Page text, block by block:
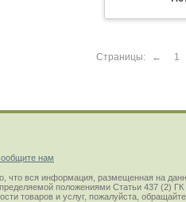
Страницы: ← 1
нам
вся информация, размещенная на
положениями Статьи 437 (2)
товаров и услуг, пожалуйста,